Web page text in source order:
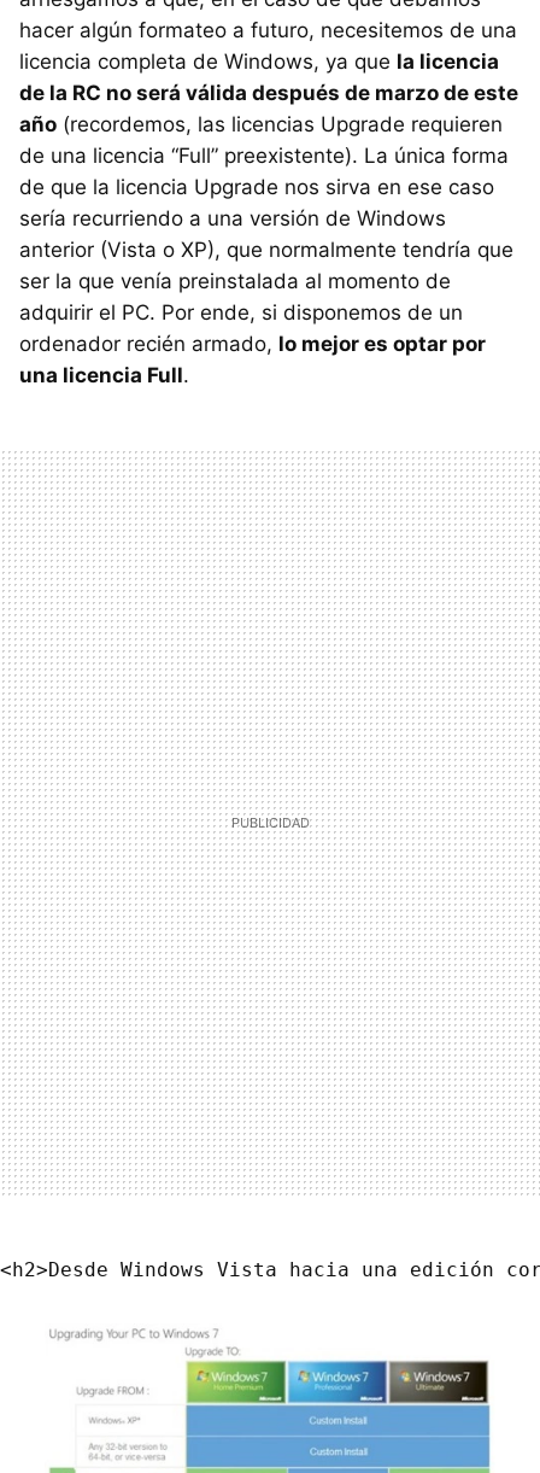
hacer algún formateo a futuro, necesitemos de una
licencia completa de Windows, ya que la licencia
de la RC no será válida después de marzo de este
año (recordemos, las licencias Upgrade requieren
de una licencia “Full” preexistente). La única forma
de que la licencia Upgrade nos sirva en ese caso
sería recurriendo a una versión de Windows
anterior (Vista o XP), que normalmente tendría que
ser la que venía preinstalada al momento de
adquirir el PC. Por ende, si disponemos de un
ordenador recién armado, lo mejor es optar por
una licencia Full.